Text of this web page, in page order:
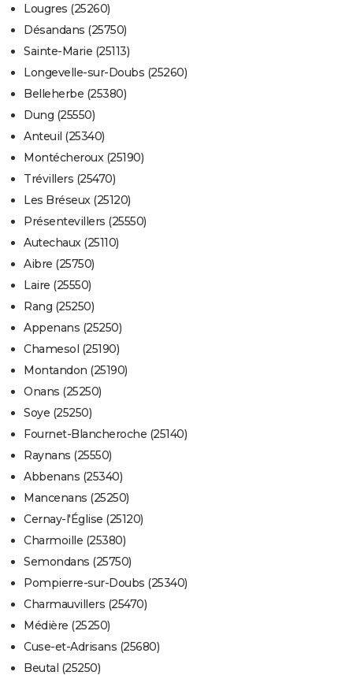
Lougres (25260)
Désandans (25750)
Sainte-Marie (25113)
Longevelle-sur-Doubs (25260)
Belleherbe (25380)
Dung (25550)
Anteuil (25340)
Montécheroux (25190)
Trévillers (25470)
Les Bréseux (25120)
Présentevillers (25550)
Autechaux (25110)
Aibre (25750)
Laire (25550)
Rang (25250)
Appenans (25250)
Chamesol (25190)
Montandon (25190)
Onans (25250)
Soye (25250)
Fournet-Blancheroche (25140)
Raynans (25550)
Abbenans (25340)
Mancenans (25250)
Cernay-l'Église (25120)
Charmoille (25380)
Semondans (25750)
Pompierre-sur-Doubs (25340)
Charmauvillers (25470)
Médière (25250)
Cuse-et-Adrisans (25680)
Beutal (25250)